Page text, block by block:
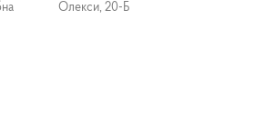
Олекси, 20-Б